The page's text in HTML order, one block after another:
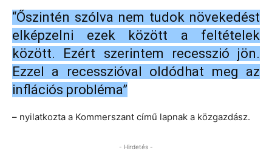
“Őszintén szólva nem tudok növekedést
elképzelni ezek között a feltételek
között. Ezért szerintem recesszió jön.
Ezzel a recesszióval oldódhat meg az
inflációs probléma”
– nyilatkozta a Kommerszant című lapnak a közgazdász.
- Hirdetés -